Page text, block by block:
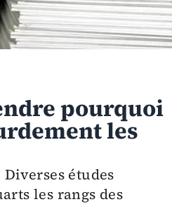
pourquoi
les
études
les rangs des